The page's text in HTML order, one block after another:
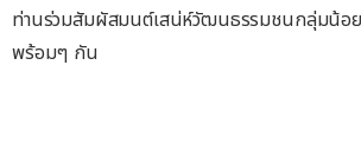
ท่านร่วมสัมผัสมนต์เสน่ห์วัฒนธรรมชนกลุ่มน้อย
พร้อมๆ กัน